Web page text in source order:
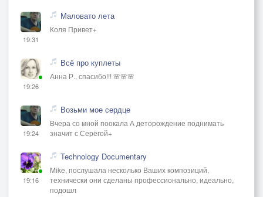
19:31
Маловато лета
Коля Привет+
19:26
Всё про куплеты
Анна Р., спасибо!!! 🌸🌸🌸
19:24
Возьми мое сердце
Вчера со мной поокала А деторождение поднимать
значит с Серёгой+
19:16
Technology Documentary
Mike, послушала несколько Ваших композиций,
технически они сделаны профессионально, идеально,
подошл